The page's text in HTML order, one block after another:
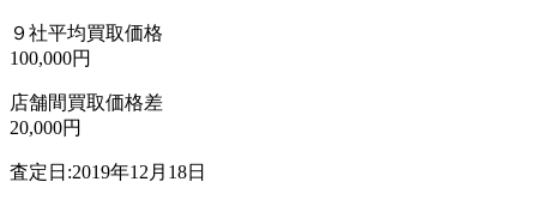
９社平均買取価格
100,000円
店舗間買取価格差
20,000円
査定日:2019年12月18日